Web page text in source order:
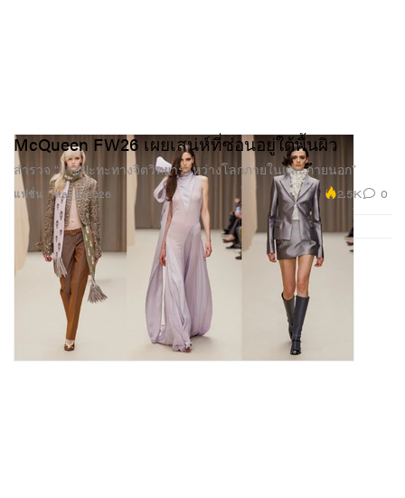
แฟชั่น
McQueen FW26 เผยเสน่ห์ที่ซ่อนอยู่ใต้พื้นผิว
สำรวจ “แรงปะทะทางจิตวิทยาระหว่างโลกภายในและภายนอก”
Mar 9, 2026 2.5K 0